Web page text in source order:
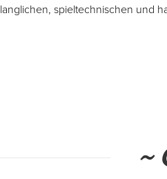
spieltechnischen und
~